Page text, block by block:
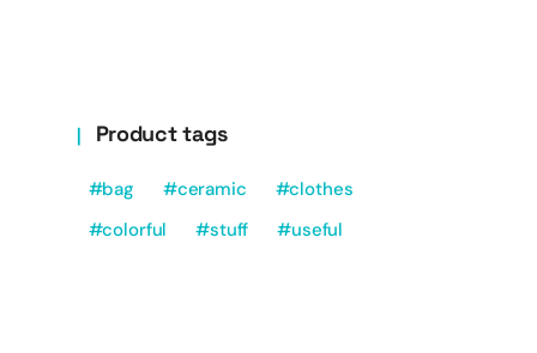
Product tags
bag ceramic
clothes
colorful
stuff useful